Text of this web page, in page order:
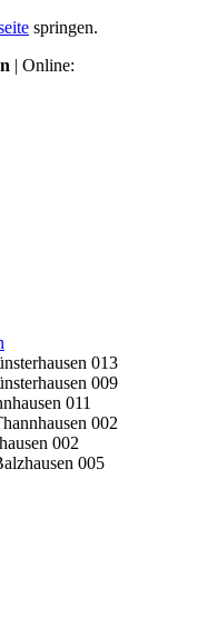
springen.
| Online: